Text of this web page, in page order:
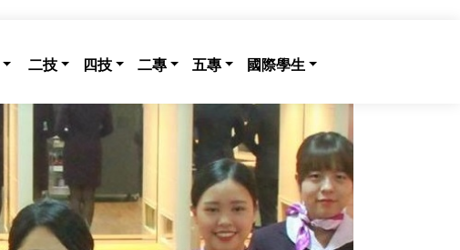
二技 四技 二專 五專 國際學生